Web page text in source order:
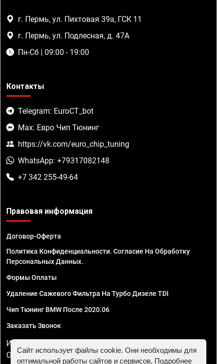
г. Пермь, ул. Пихтовая 39а, ГСК 11
г. Пермь, ул. Подлесная, д. 47А
Пн-Сб | 09:00 - 19:00
Контакты
Telegram: EuroCT_bot
Max: Евро Чип Тюнинг
https://vk.com/euro_chip_tuning
WhatsApp: +79317082148
+7 342 255-49-64
Правовая информация
Договор-Оферта
Политика Конфиденциальности. Согласие На Обработку
Персональных Данных.
Формы Оплаты
Удаление Сажевого Фильтра На Турбо Дизеле TDI
Чип Тюнинг BMW После 2020.06
Заказать Звонок
ИП Смирнов Георгий Павлович. ИНН 781302555843,
ОГРНИП 324470400032610
Сайт использует файлы cookie. Они необходимы для
оптимальной работы сайтов и сервисов. Подробнее